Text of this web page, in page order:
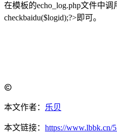
在模板的echo_log.php文件中调
checkbaidu($logid);?>即可。
本文作者： 乐贝
本文链接： https://www.lbbk.cn/